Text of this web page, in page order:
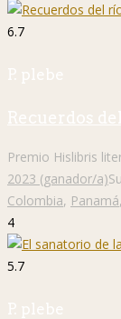
6.7
P. plebe
Recuerdos
Premio Hislibris
2023 (ganador/a)
Colombia, Panamá,
4
5.7
P. plebe